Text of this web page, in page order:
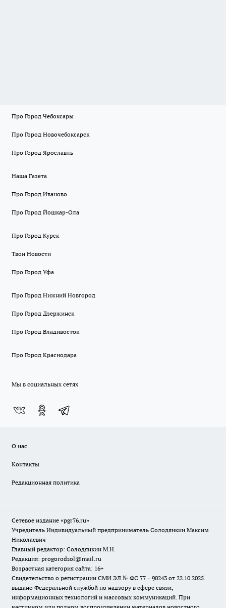
Про Город Чебоксары
Про Город Новочебоксарск
Про Город Ярославль
Наша Газета
Про Город Иваново
Про Город Йошкар-Ола
Про Город Курск
Твои Новости
Про Город Уфа
Про Город Нижний Новгород
Про Город Дзержинск
Про Город Владивосток
Про Город Краснодара
Мы в социальных сетях
О нас
Контакты
Редакционная политика
Сетевое издание «pgr76.ru»
Учредитель Индивидуальный предприниматель Солодянкин Максим
Николаевич
Главный редактор: Солодянкин М.Н.
Редакция: progorodsol@mail.ru
Возрастная категория сайта: 16+
Свидетельство о регистрации СМИ ЭЛ № ФС 77 – 90243 от 22.10.2025.
выдано Федеральной службой по надзору в сфере связи,
информационных технологий и массовых коммуникаций. При